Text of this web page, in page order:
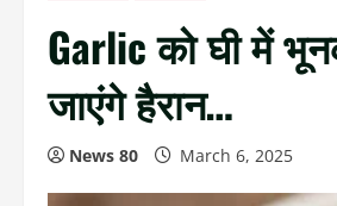
Garlic को घी में
जाएंगे हैरान…
News 80 March 6, 2025